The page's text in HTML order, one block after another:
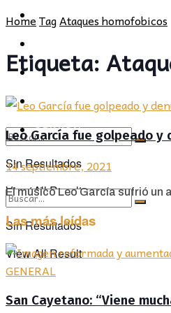
CULTURA
OPINIÓN
Sin Resultados
View All Result
PROVINCIA
SOCIEDAD
CULTURA
OPINIÓN
Sin Resultados
View All Result
HomeTagAtaques homofobicos
Etiqueta:
Leo García fue golpeado
14 septiembre, 2021
El músico Leo García sufrió un
Las más leídas
GENERAL
San Cayetano: “Viene